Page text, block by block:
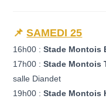
📌SAMEDI 25
16h00 :Stade Montois
17h00 :Stade Montois
salle Diandet
19h00 :Stade Montois